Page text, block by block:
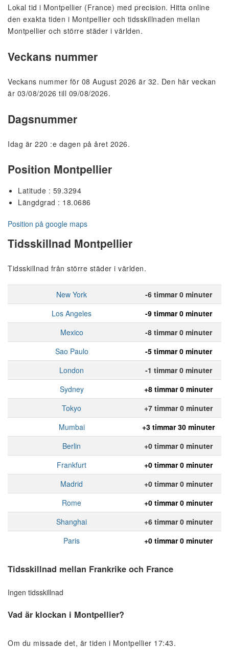
Lokal tid i Montpellier (France) med precision. Hitta online
den exakta tiden i Montpellier och tidsskillnaden mellan
Montpellier och större städer i världen.
Veckans nummer
Veckans nummer för 08 August 2026 är 32. Den här veckan
är 03/08/2026 till 09/08/2026.
Dagsnummer
Idag är 220 :e dagen på året 2026.
Position Montpellier
Latitude : 59.3294
Längdgrad : 18.0686
Position på google maps
Tidsskillnad Montpellier
Tidsskillnad från större städer i världen.
New York
-6 timmar 0 minuter
Los Angeles
-9 timmar 0 minuter
Mexico
-8 timmar 0 minuter
Sao Paulo
-5 timmar 0 minuter
London
-1 timmar 0 minuter
Sydney
+8 timmar 0 minuter
Tokyo
+7 timmar 0 minuter
Mumbai
+3 timmar 30 minuter
Berlin
+0 timmar 0 minuter
Frankfurt
+0 timmar 0 minuter
Madrid
+0 timmar 0 minuter
Rome
+0 timmar 0 minuter
Shanghai
+6 timmar 0 minuter
Paris
+0 timmar 0 minuter
Tidsskillnad mellan Frankrike och France
Ingen tidsskillnad
Vad är klockan i Montpellier?
Om du missade det, är tiden i Montpellier 17:43.